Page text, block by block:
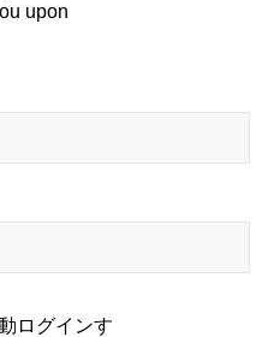
upon
ログインす